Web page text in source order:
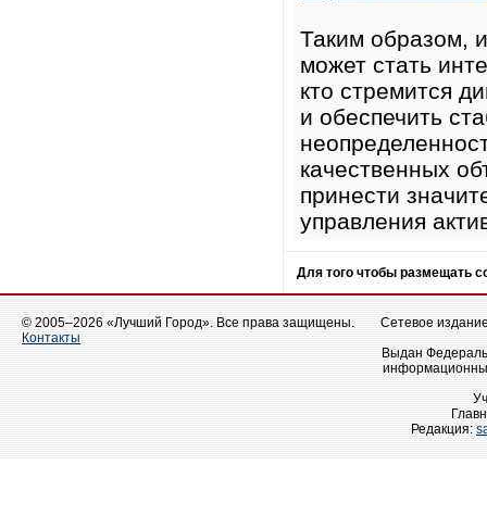
Таким образом,
может стать
кто стремится
и обеспечить
качественных
принести
управления
Для того чтобы размещать
© 2005–2026 «Лучший Город». Все права защищены.
Контакты
Сетевое
Выдан
Редакция: